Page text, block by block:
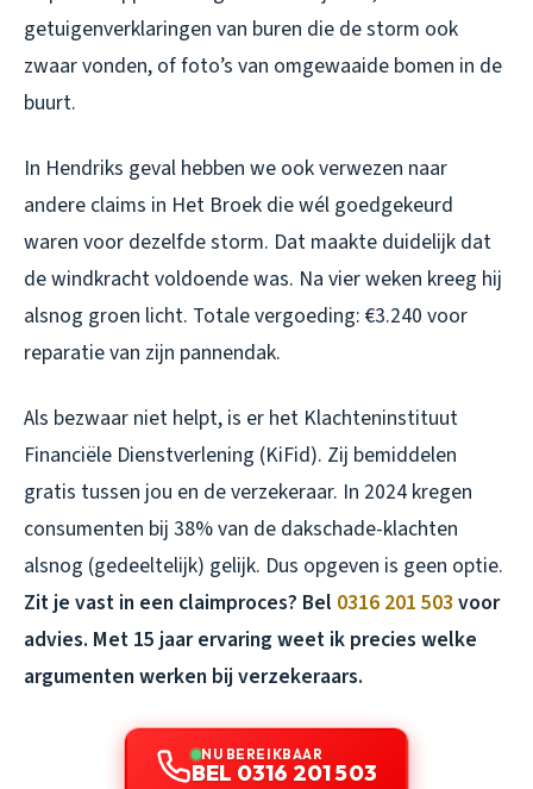
getuigenverklaringen van buren die de storm ook
zwaar vonden, of foto’s van omgewaaide bomen in de
buurt.
In Hendriks geval hebben we ook verwezen naar
andere claims in Het Broek die wél goedgekeurd
waren voor dezelfde storm. Dat maakte duidelijk dat
de windkracht voldoende was. Na vier weken kreeg hij
alsnog groen licht. Totale vergoeding: €3.240 voor
reparatie van zijn pannendak.
Als bezwaar niet helpt, is er het Klachteninstituut
Financiële Dienstverlening (KiFid). Zij bemiddelen
gratis tussen jou en de verzekeraar. In 2024 kregen
consumenten bij 38% van de dakschade-klachten
alsnog (gedeeltelijk) gelijk. Dus opgeven is geen optie.
Zit je vast in een claimproces? Bel 0316 201 503 voor
advies. Met 15 jaar ervaring weet ik precies welke
argumenten werken bij verzekeraars.
NU BEREIKBAAR
BEL 0316 201 503